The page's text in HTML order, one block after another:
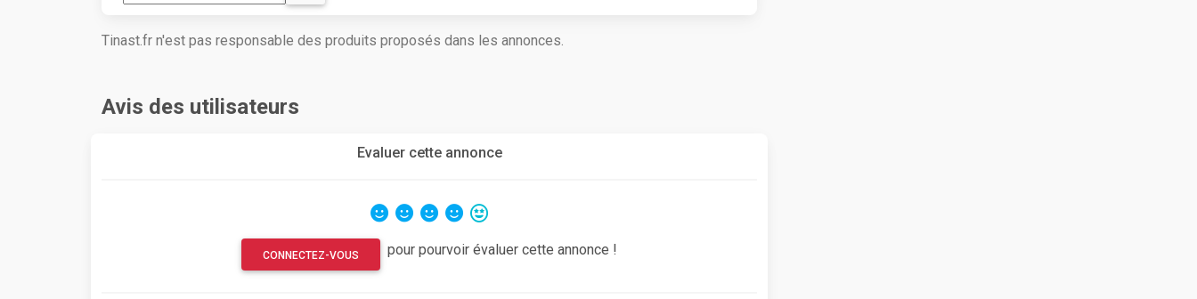
Tinast.fr n'est pas responsable des produits proposés dans les annonces.
Avis des utilisateurs
Evaluer cette annonce
CONNECTEZ-VOUS pour pourvoir évaluer cette annonce !